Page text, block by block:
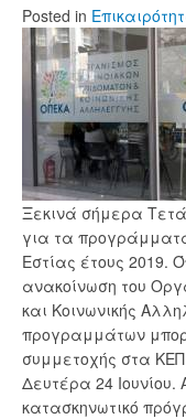
Posted in
Ξεκινά σήμερα
για τα
Εστίας έτους 2019.
ανακοίνωση του
και Κοινωνικής
προγραμμάτων
συμμετοχής στα
Δευτέρα 24 Ιουνίου.
κατασκηνωτικό